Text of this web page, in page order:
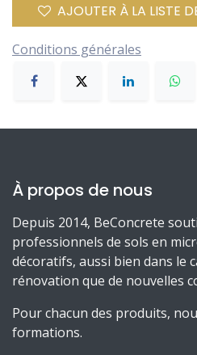
AJOUTER À LA LISTE
Conditions générales
À propos de nous
Depuis 2014, BeConcrete
professionnels de sols en
décoratifs, aussi bien dans le
rénovation que de nouvelles
Pour chacun des produits,
formations.